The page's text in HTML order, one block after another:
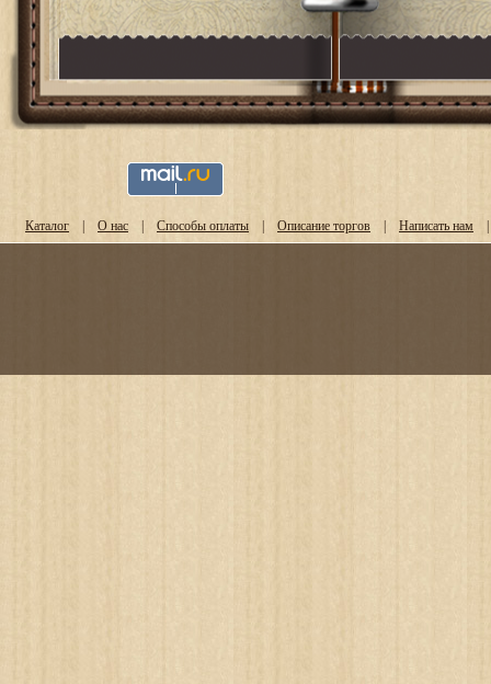
Каталог | О нас | Способы оплаты | Описание торгов | Написать нам |